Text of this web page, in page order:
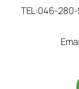
TEL:046-